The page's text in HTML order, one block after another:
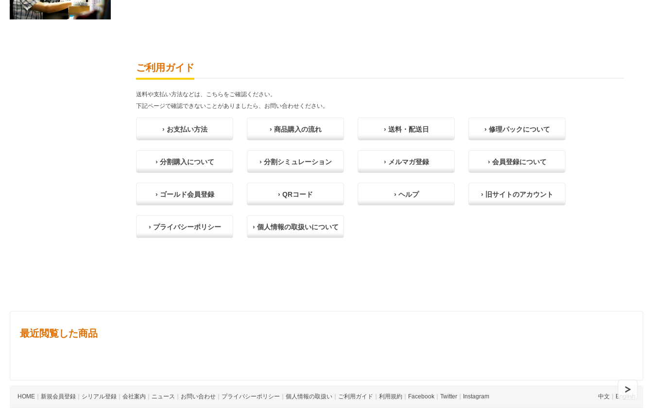
ご利用ガイド
送料や支払い方法などは、こちらをご確認ください。
下記ページで確認できないことがありましたら、お問い合わせください。
› お支払い方法 › 商品購入の流れ › 送料・配送日 › 修理パックについて
› 分割購入について › 分割シミュレーション › メルマガ登録 › 会員登録について
› ゴールド会員登録 › QRコード › ヘルプ › 旧サイトのアカウント
› プライバシーポリシー › 個人情報の取扱いについて
最近閲覧した商品
HOME 新規会員登録 シリアル登録 会社案内 ニュース お問い合わせ プライバシーポリシー 個人情報の取扱い ご利用ガイド 利用規約 Facebook Twitter Instagram 中文 English